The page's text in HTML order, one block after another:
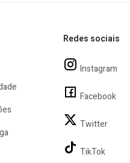
50
Redes sociais
Instagram
Facebook
Twitter
TikTok